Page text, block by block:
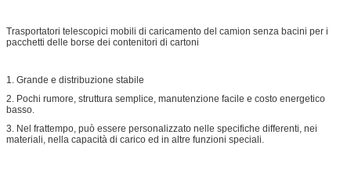
Trasportatori telescopici mobili di caricamento del camion senza bacini per i
pacchetti delle borse dei contenitori di cartoni
1. Grande e distribuzione stabile
2. Pochi rumore, struttura semplice, manutenzione facile e costo energetico
basso.
3. Nel frattempo, può essere personalizzato nelle specifiche differenti, nei
materiali, nella capacità di carico ed in altre funzioni speciali.